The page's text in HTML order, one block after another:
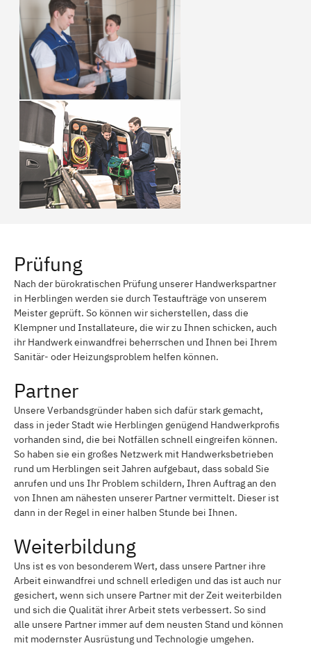
Prüfung
Nach der bürokratischen Prüfung unserer Handwerkspartner
in Herblingen werden sie durch Testaufträge von unserem
Meister geprüft. So können wir sicherstellen, dass die
Klempner und Installateure, die wir zu Ihnen schicken, auch
ihr Handwerk einwandfrei beherrschen und Ihnen bei Ihrem
Sanitär- oder Heizungsproblem helfen können.
Partner
Unsere Verbandsgründer haben sich dafür stark gemacht,
dass in jeder Stadt wie Herblingen genügend Handwerkprofis
vorhanden sind, die bei Notfällen schnell eingreifen können.
So haben sie ein großes Netzwerk mit Handwerksbetrieben
rund um Herblingen seit Jahren aufgebaut, dass sobald Sie
anrufen und uns Ihr Problem schildern, Ihren Auftrag an den
von Ihnen am nähesten unserer Partner vermittelt. Dieser ist
dann in der Regel in einer halben Stunde bei Ihnen.
Weiterbildung
Uns ist es von besonderem Wert, dass unsere Partner ihre
Arbeit einwandfrei und schnell erledigen und das ist auch nur
gesichert, wenn sich unsere Partner mit der Zeit weiterbilden
und sich die Qualität ihrer Arbeit stets verbessert. So sind
alle unsere Partner immer auf dem neusten Stand und können
mit modernster Ausrüstung und Technologie umgehen.